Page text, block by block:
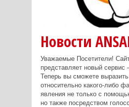
Новости
Уважаемые Посетители!
представляет новый
Теперь вы сможете
относительно какого-либо
явления не только с
но также посредством